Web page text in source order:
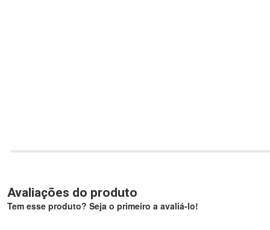
Avaliações do produto
Tem esse produto? Seja o primeiro a avaliá-lo!